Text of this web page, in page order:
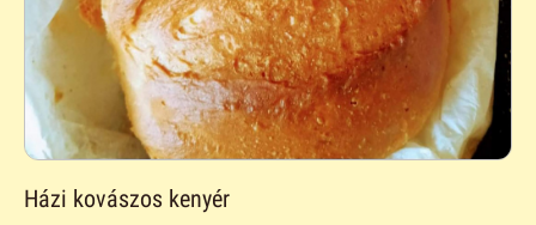
Házi kovászos kenyér